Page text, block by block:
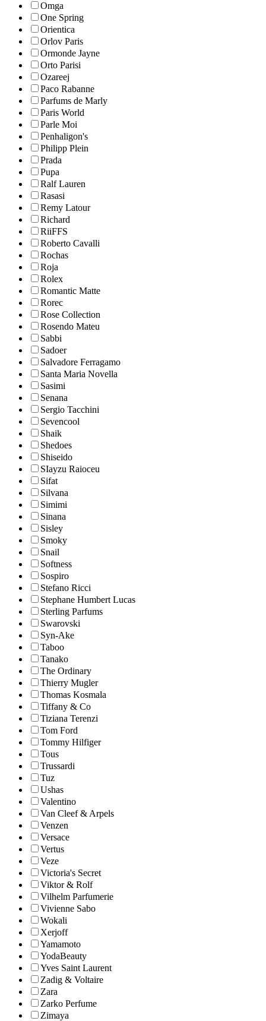
Omga
One Spring
Orientica
Orlov Paris
Ormonde Jayne
Orto Parisi
Ozareej
Paco Rabanne
Parfums de Marly
Paris World
Parle Moi
Penhaligon's
Philipp Plein
Prada
Pupa
Ralf Lauren
Rasasi
Remy Latour
Richard
RiiFFS
Roberto Cavalli
Rochas
Roja
Rolex
Romantic Matte
Rorec
Rose Collection
Rosendo Mateu
Sabbi
Sadoer
Salvadore Ferragamo
Santa Maria Novella
Sasimi
Senana
Sergio Tacchini
Sevencool
Shaik
Shedoes
Shiseido
SIayzu Raioceu
Sifat
Silvana
Simimi
Sinana
Sisley
Smoky
Snail
Softness
Sospiro
Stefano Ricci
Stephane Humbert Lucas
Sterling Parfums
Swarovski
Syn-Ake
Taboo
Tanako
The Ordinary
Thierry Mugler
Thomas Kosmala
Tiffany & Co
Tiziana Terenzi
Tom Ford
Tommy Hilfiger
Tous
Trussardi
Tuz
Ushas
Valentino
Van Cleef & Arpels
Venzen
Versace
Vertus
Veze
Victoria's Secret
Viktor & Rolf
Vilhelm Parfumerie
Vivienne Sabo
Wokali
Xerjoff
Yamamoto
YodaBeauty
Yves Saint Laurent
Zadig & Voltaire
Zara
Zarko Perfume
Zimaya